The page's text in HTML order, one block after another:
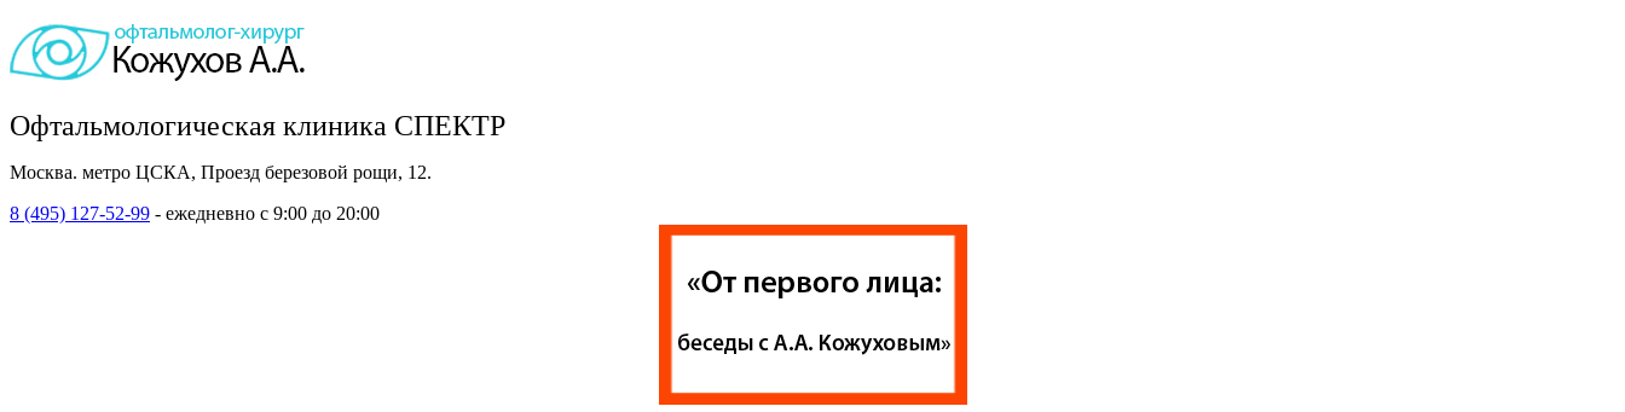
Офтальмологическая клиника СПЕКТР
Москва. метро ЦСКА, Проезд березовой рощи, 12.
8 (495) 127-52-99 - ежедневно с 9:00 до 20:00